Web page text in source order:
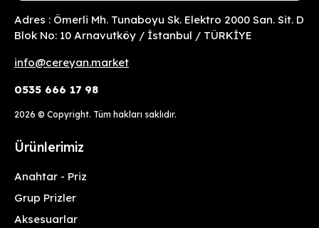
Adres : Ömerli Mh. Tunaboyu Sk. Elektro 2000 San. Sit. D
Blok No: 10 Arnavutköy / İstanbul / TÜRKİYE
info@cereyan.market
0535 666 17 98
2026 © Copyright. Tüm hakları saklıdır.
Ürünlerimiz
Anahtar - Priz
Grup Prizler
Aksesuarlar